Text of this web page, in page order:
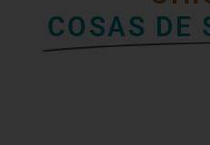
COSAS DE